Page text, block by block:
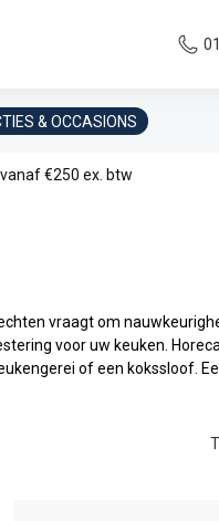
& OCCASIONS
vanaf €250 ex. btw
vraagt om
voor uw keuken.
of een kokssloof.